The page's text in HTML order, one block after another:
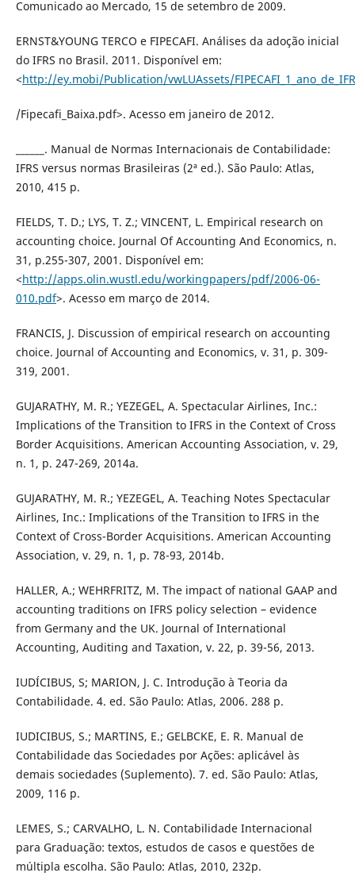
Comunicado ao Mercado, 15 de setembro de 2009.
ERNST&YOUNG TERCO e FIPECAFI. Análises da adoção inicial
do IFRS no Brasil. 2011. Disponível em:
<http://ey.mobi/Publication/vwLUAssets/
/Fipecafi_Baixa.pdf>. Acesso em janeiro de 2012.
______. Manual de Normas Internacionais de Contabilidade:
IFRS versus normas Brasileiras (2ª ed.). São Paulo: Atlas,
2010, 415 p.
FIELDS, T. D.; LYS, T. Z.; VINCENT, L. Empirical research on
accounting choice. Journal Of Accounting And Economics, n.
31, p.255-307, 2001. Disponível em:
<http://apps.olin.wustl.edu/workingpapers/pdf/2006-06-
010.pdf>. Acesso em março de 2014.
FRANCIS, J. Discussion of empirical research on accounting
choice. Journal of Accounting and Economics, v. 31, p. 309-
319, 2001.
GUJARATHY, M. R.; YEZEGEL, A. Spectacular Airlines, Inc.:
Implications of the Transition to IFRS in the Context of Cross
Border Acquisitions. American Accounting Association, v. 29,
n. 1, p. 247-269, 2014a.
GUJARATHY, M. R.; YEZEGEL, A. Teaching Notes Spectacular
Airlines, Inc.: Implications of the Transition to IFRS in the
Context of Cross-Border Acquisitions. American Accounting
Association, v. 29, n. 1, p. 78-93, 2014b.
HALLER, A.; WEHRFRITZ, M. The impact of national GAAP and
accounting traditions on IFRS policy selection – evidence
from Germany and the UK. Journal of International
Accounting, Auditing and Taxation, v. 22, p. 39-56, 2013.
IUDÍCIBUS, S; MARION, J. C. Introdução à Teoria da
Contabilidade. 4. ed. São Paulo: Atlas, 2006. 288 p.
IUDICIBUS, S.; MARTINS, E.; GELBCKE, E. R. Manual de
Contabilidade das Sociedades por Ações: aplicável às
demais sociedades (Suplemento). 7. ed. São Paulo: Atlas,
2009, 116 p.
LEMES, S.; CARVALHO, L. N. Contabilidade Internacional
para Graduação: textos, estudos de casos e questões de
múltipla escolha. São Paulo: Atlas, 2010, 232p.